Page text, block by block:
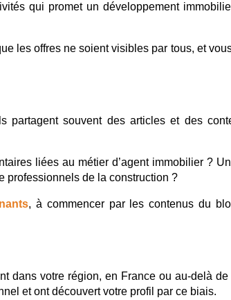
qui promet un développement
les offres ne soient visibles par tous, et
partagent souvent des articles et des
liées au métier d’agent immobilier ?
professionnels de la construction ?
, à commencer par les contenus du
dans votre région, en France ou au-delà de
et ont découvert votre profil par ce biais.